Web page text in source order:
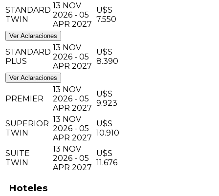
STANDARD
TWIN
13 NOV
2026 - 05
APR 2027
U$S
7.550
Ver Aclaraciones
STANDARD
PLUS
13 NOV
2026 - 05
APR 2027
U$S
8.390
Ver Aclaraciones
PREMIER
13 NOV
2026 - 05
APR 2027
U$S
9.923
SUPERIOR
TWIN
13 NOV
2026 - 05
APR 2027
U$S
10.910
SUITE
TWIN
13 NOV
2026 - 05
APR 2027
U$S
11.676
Hoteles